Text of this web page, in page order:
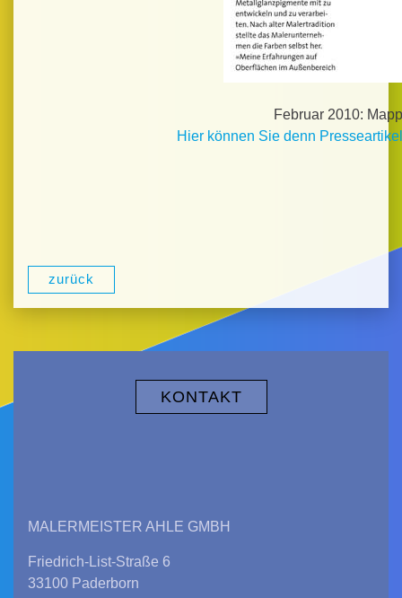
Februar 2010:
Hier können Sie denn
zurück
KONTAKT
MALERMEISTER AHLE GMBH
Friedrich-List-Straße 6
33100 Paderborn